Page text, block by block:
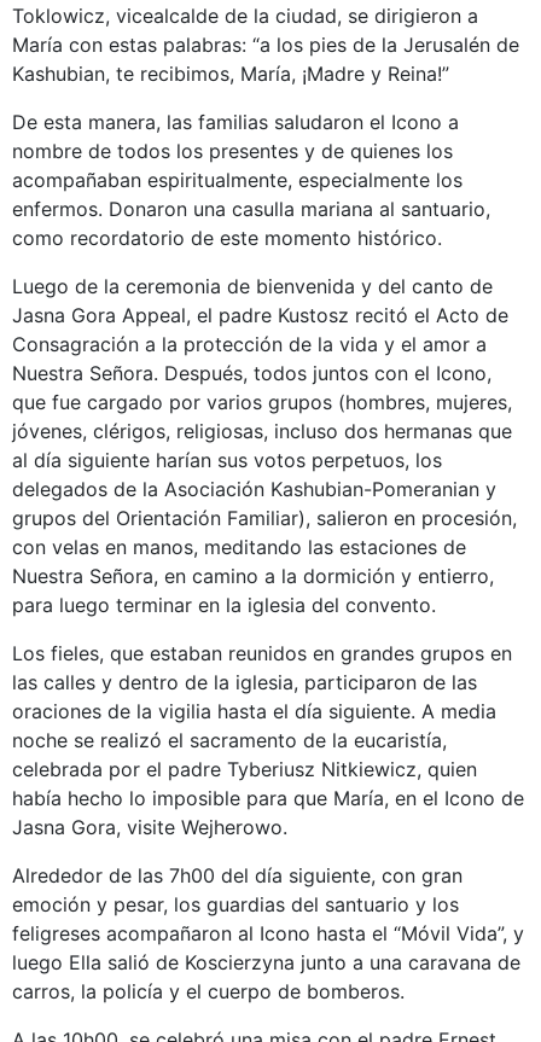
Toklowicz, vicealcalde de la ciudad, se dirigieron a
María con estas palabras: “a los pies de la Jerusalén de
Kashubian, te recibimos, María, ¡Madre y Reina!”
De esta manera, las familias saludaron el Icono a
nombre de todos los presentes y de quienes los
acompañaban espiritualmente, especialmente los
enfermos. Donaron una casulla mariana al santuario,
como recordatorio de este momento histórico.
Luego de la ceremonia de bienvenida y del canto de
Jasna Gora Appeal, el padre Kustosz recitó el Acto de
Consagración a la protección de la vida y el amor a
Nuestra Señora. Después, todos juntos con el Icono,
que fue cargado por varios grupos (hombres, mujeres,
jóvenes, clérigos, religiosas, incluso dos hermanas que
al día siguiente harían sus votos perpetuos, los
delegados de la Asociación Kashubian-Pomeranian y
grupos del Orientación Familiar), salieron en procesión,
con velas en manos, meditando las estaciones de
Nuestra Señora, en camino a la dormición y entierro,
para luego terminar en la iglesia del convento.
Los fieles, que estaban reunidos en grandes grupos en
las calles y dentro de la iglesia, participaron de las
oraciones de la vigilia hasta el día siguiente. A media
noche se realizó el sacramento de la eucaristía,
celebrada por el padre Tyberiusz Nitkiewicz, quien
había hecho lo imposible para que María, en el Icono de
Jasna Gora, visite Wejherowo.
Alrededor de las 7h00 del día siguiente, con gran
emoción y pesar, los guardias del santuario y los
feligreses acompañaron al Icono hasta el “Móvil Vida”, y
luego Ella salió de Koscierzyna junto a una caravana de
carros, la policía y el cuerpo de bomberos.